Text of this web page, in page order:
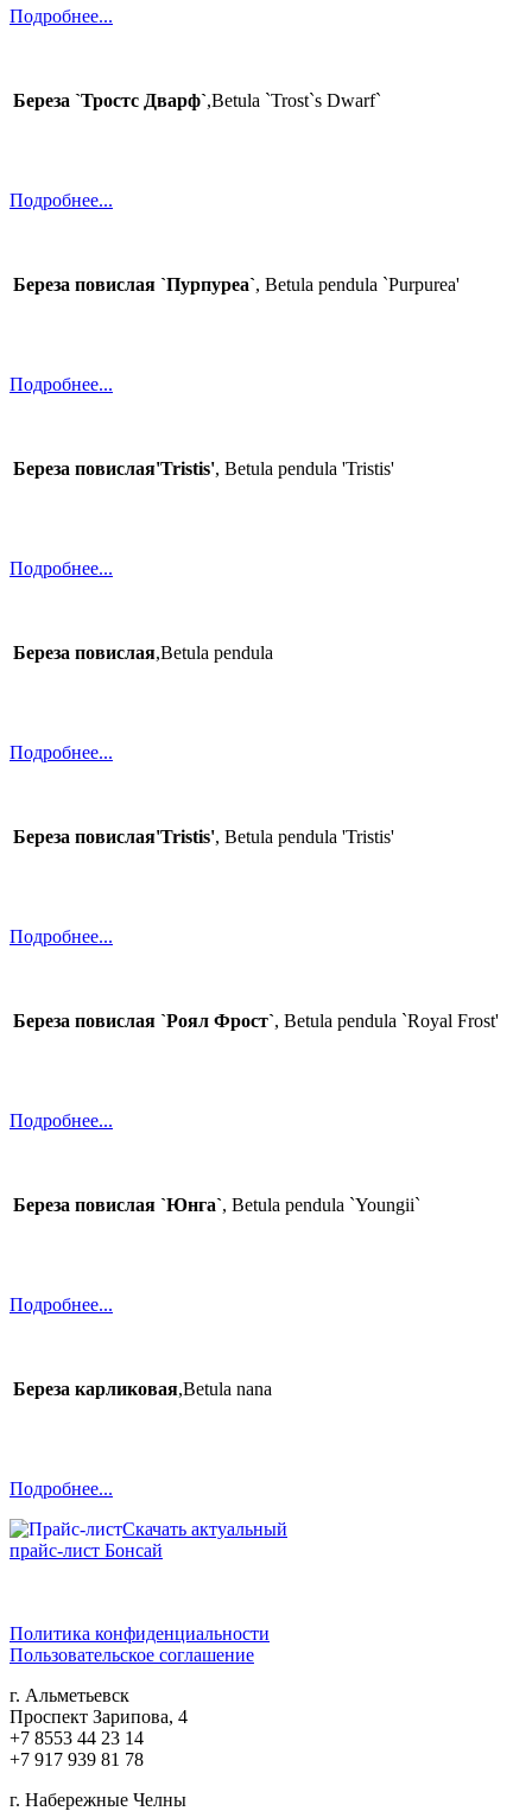
Подробнее...
Береза `Тростс Дварф`,Betula `Trost`s Dwarf`
Подробнее...
Береза повислая `Пурпуреа`, Betula pendula `Purpurea'
Подробнее...
Береза повислая'Tristis', Betula pendula 'Tristis'
Подробнее...
Береза повислая,Betula pendula
Подробнее...
Береза повислая'Tristis', Betula pendula 'Tristis'
Подробнее...
Береза повислая `Роял Фрост`, Betula pendula `Royal Frost'
Подробнее...
Береза повислая `Юнга`, Betula pendula `Youngii`
Подробнее...
Береза карликовая,Betula nana
Подробнее...
Скачать актуальный
прайс-лист Бонсай
Политика конфиденциальности
Пользовательское соглашение
г. Альметьевск
Проспект Зарипова, 4
+7 8553 44 23 14
+7 917 939 81 78
г. Набережные Челны